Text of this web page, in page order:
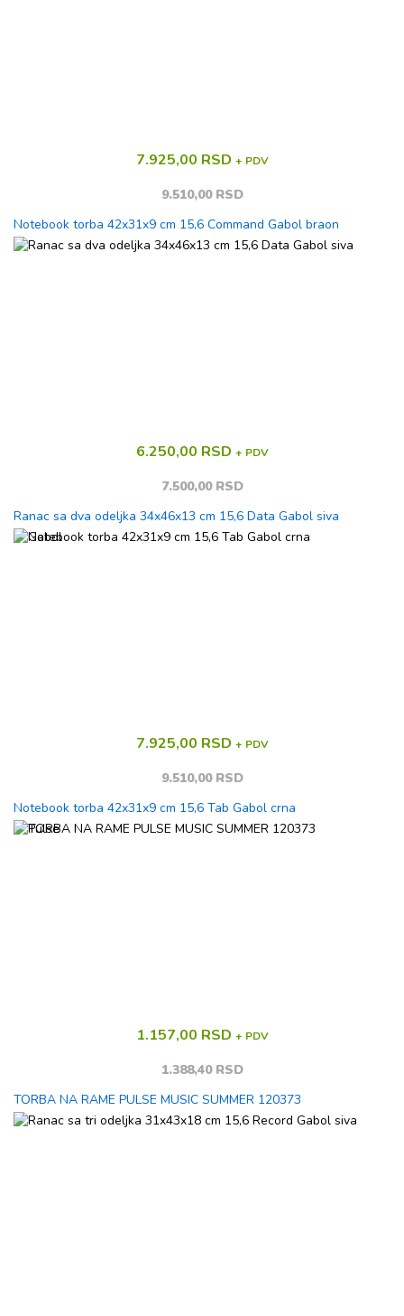
7.925,00 RSD + PDV
9.510,00 RSD
Notebook torba 42x31x9 cm 15,6 Command Gabol braon
6.250,00 RSD + PDV
7.500,00 RSD
Ranac sa dva odeljka 34x46x13 cm 15,6 Data Gabol siva
7.925,00 RSD + PDV
9.510,00 RSD
Notebook torba 42x31x9 cm 15,6 Tab Gabol crna
1.157,00 RSD + PDV
1.388,40 RSD
TORBA NA RAME PULSE MUSIC SUMMER 120373